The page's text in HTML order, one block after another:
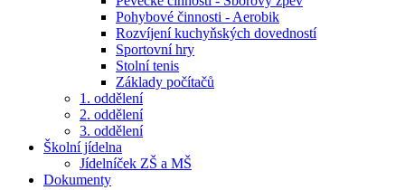
Pohybové činnosti - Aerobik
Rozvíjení kuchyňských dovedností
Sportovní hry
Stolní tenis
Základy počítačů
1. oddělení
2. oddělení
3. oddělení
Školní jídelna
Jídelníček ZŠ a MŠ
Dokumenty